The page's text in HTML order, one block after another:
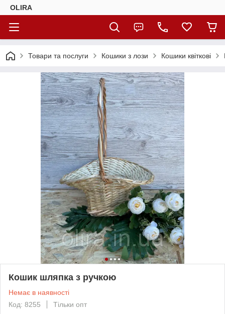
OLIRA
Товари та послуги Кошики з лози Кошики квіткові
Кошик шляпка з ручкою
Немає в наявності
Код: 8255
Тільки опт